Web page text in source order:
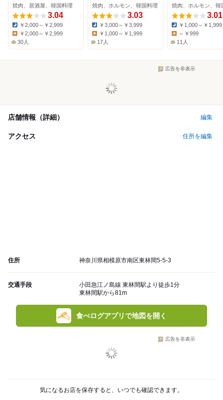
焼肉、居酒屋、韓国料理
3.04
Dinner:
￥2,000～￥2,999
Lunch:
￥2,000～￥2,999
30人
焼肉、ホルモン、韓国料理
3.03
Dinner:
￥3,000～￥3,999
Lunch:
￥1,000～￥1,999
17人
焼肉、ホルモン、韓
3.01
Dinner:
￥1,000～￥1,999
Lunch:
～￥999
11人
広告を非表示
店舗情報（詳細） 編集
アクセス 住所を編集
住所 神奈川県相模原市南区東林間5-5-3
交通手段
小田急江ノ島線 東林間駅より徒歩1分
東林間駅から81m
食べログアプリで地図を開く
広告を非表示
気になるお店を保存すると、いつでも確認できます。